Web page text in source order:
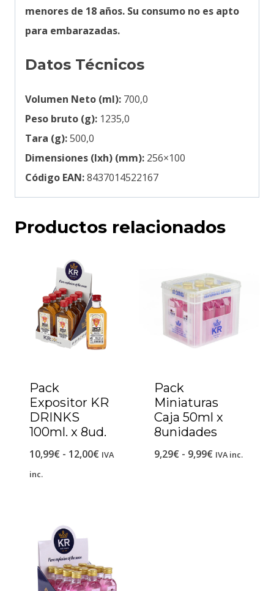
menores de 18 años. Su consumo no es apto
para embarazadas.
Datos Técnicos
Volumen Neto (ml): 700,0
Peso bruto (g): 1235,0
Tara (g):500,0
Dimensiones (lxh) (mm): 256×100
Código EAN:8437014522167
Productos relacionados
Pack
Expositor KR
DRINKS
100ml. x 8ud.
10,99€ - 12,00€ IVA
inc.
Pack
Miniaturas
Caja 50ml x
8unidades
9,29€ - 9,99€ IVA inc.